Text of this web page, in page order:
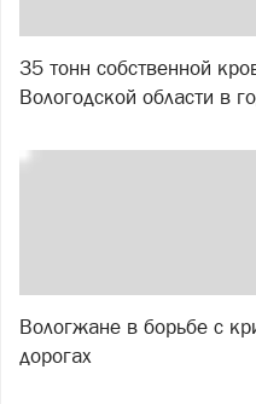
35 тонн собственной
Вологодской области в
Вологжане в борьбе с
дорогах